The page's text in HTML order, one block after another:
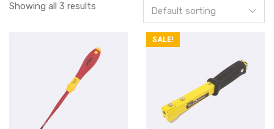
Showing all 3 results
SALE!